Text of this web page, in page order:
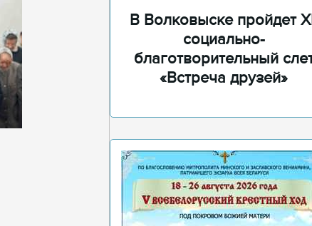
В Волковыске пройдет
социально-
благотворительный
«Встреча друзей»